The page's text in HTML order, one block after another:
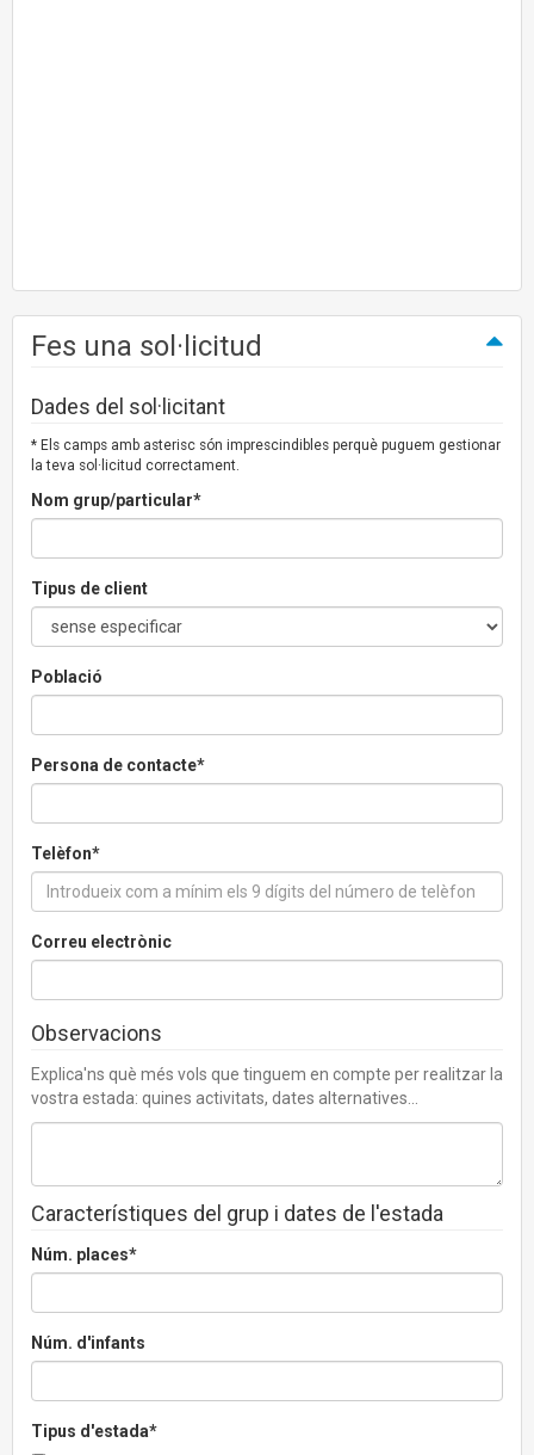
Fes una sol·licitud
Dades del sol·licitant
* Els camps amb asterisc són imprescindibles perquè puguem gestionar
la teva sol·licitud correctament.
Nom grup/particular*
Tipus de client
Població
Persona de contacte*
Telèfon*
Correu electrònic
Observacions
Explica'ns què més vols que tinguem en compte per realitzar la
vostra estada: quines activitats, dates alternatives...
Característiques del grup i dates de l'estada
Núm. places*
Núm. d'infants
Tipus d'estada*